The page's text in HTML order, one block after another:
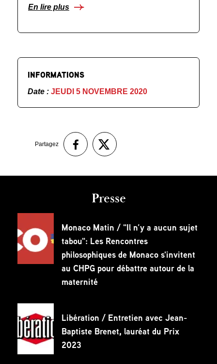
En lire plus
INFORMATIONS
Date : JEUDI 5 NOVEMBRE 2020
Partagez
Presse
Monaco Matin / "Il n’y a aucun sujet
tabou": Les Rencontres
philosophiques de Monaco s'invitent
au CHPG pour débattre autour de la
maternité
Libération / Entretien avec Jean-
Baptiste Brenet, lauréat du Prix
2023